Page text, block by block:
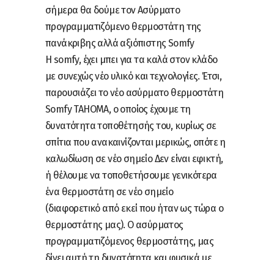
σήμερα θα δούμε τον Ασύρματο
προγραμματιζόμενο θερμοστάτη της
πανάκριβης αλλά αξιόπιστης Somfy
Η somfy, έχει μπει για τα καλά στον κλάδο
με συνεχώς νέο υλικό και τεχνολογίες. Έτσι,
παρουσιάζει το νέο ασύρματο θερμοστάτη
Somfy TAHOMA, ο οποίος έχουμε τη
δυνατότητα τοποθέτησής του, κυρίως σε
σπίτια που ανακαινίζονται μερικώς, οπότε η
καλωδίωση σε νέο σημείο Δεν είναι εφικτή,
ή θέλουμε να τοποθετήσουμε γενικότερα
ένα θερμοστάτη σε νέο σημείο
(διαφορετικό από εκεί που ήταν ως τώρα ο
θερμοστάτης μας). Ο ασύρματος
προγραμματιζόμενος θερμοστάτης, μας
δίνει αυτή τη δυνατότητα και φυσικά με